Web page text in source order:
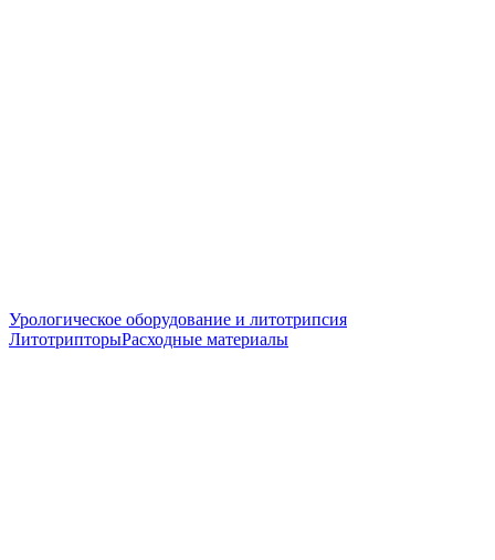
Урологическое оборудование и литотрипсия
ЛитотрипторыРасходные материалы